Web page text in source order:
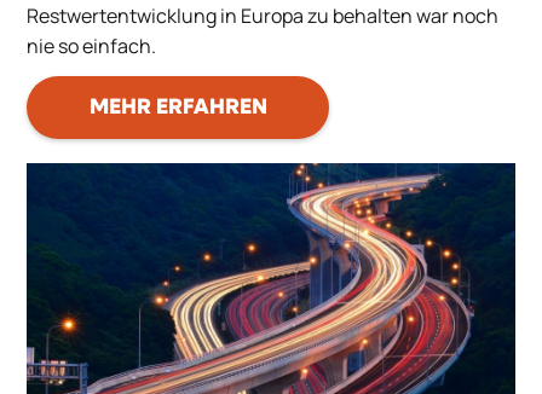
Restwertentwicklung in Europa zu behalten war noch
nie so einfach.
MEHR ERFAHREN